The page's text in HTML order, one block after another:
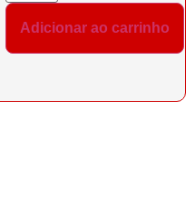
Adicionar ao carrinho